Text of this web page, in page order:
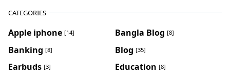
CATEGORIES
Apple iphone [14] Bangla Blog [8]
Banking [8] Blog [35]
Earbuds [3] Education [8]